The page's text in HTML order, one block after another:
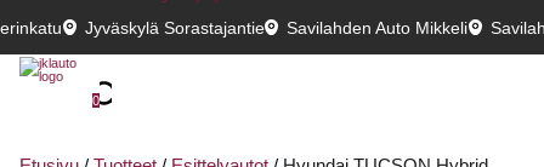
Jyväskylä Sorastajantie Savilahden Auto Mikkeli
0